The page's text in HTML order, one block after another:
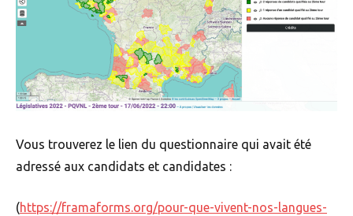
Vous trouverez le lien du questionnaire qui avait été
adressé aux candidats et candidates :
(https://framaforms.org/pour-que-vivent-nos-langues-